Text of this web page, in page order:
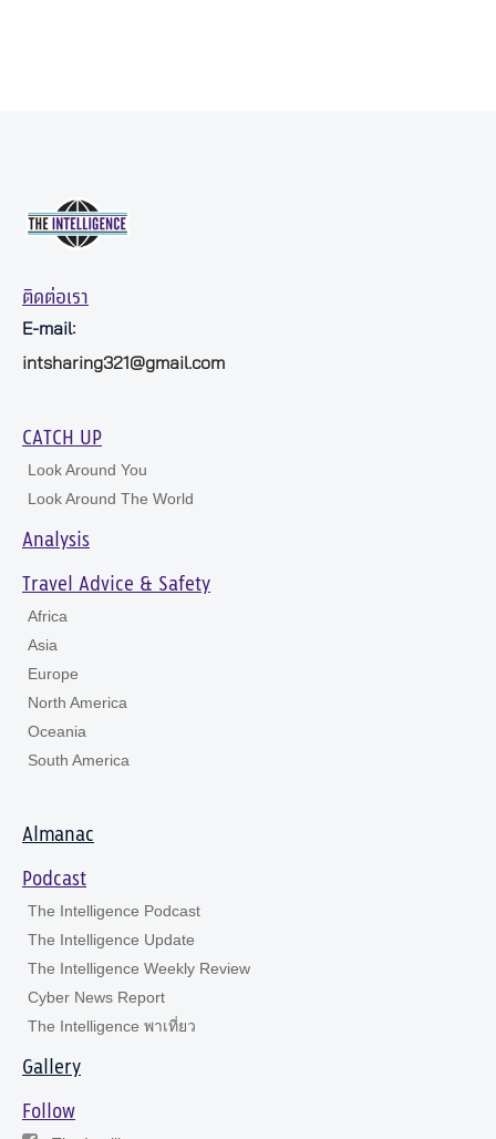
ติดต่อเรา
E-mail:
intsharing321@gmail.com
CATCH UP
Look Around You
Look Around The World
Analysis
Travel Advice & Safety
Africa
Asia
Europe
North America
Oceania
South America
Almanac
Podcast
The Intelligence Podcast
The Intelligence Update
The Intelligence Weekly Review
Cyber News Report
The Intelligence พาเที่ยว
Gallery
Follow